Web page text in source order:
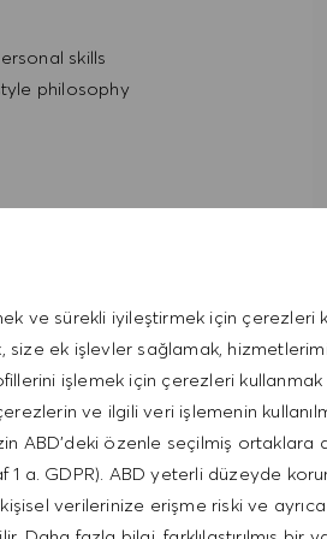
ve sürekli iyileştirmek için çerezleri
size ek işlevler sağlamak,
işlemek için çerezleri
ve ilgili veri işlemenin
ABD'deki özenle seçilmiş ortaklara
a. GDPR). ABD yeterli düzeyde
verilerinize erişme riski ve
skills
philosophy
Our inclusive culture
employment opportunity.